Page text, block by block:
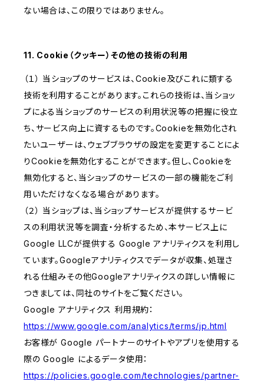
ない場合は、この限りではありません。
11. Cookie（クッキー）その他の技術の利用
（１） 当ショップのサービスは、Cookie及びこれに類する
技術を利用することがあります。これらの技術は、当ショッ
プによる当ショップのサービスの利用状況等の把握に役立
ち、サービス向上に資するものです。Cookieを無効化され
たいユーザーは、ウェブブラウザの設定を変更することによ
りCookieを無効化することができます。但し、Cookieを
無効化すると、当ショップのサービスの一部の機能をご利
用いただけなくなる場合があります。
（２） 当ショップは、当ショップサービスが提供するサービ
スの利用状況等を調査・分析するため、本サービス上に
Google LLCが提供する Google アナリティクスを利用し
ています。Googleアナリティクスでデータが収集、処理さ
れる仕組みその他Googleアナリティクスの詳しい情報に
つきましては、同社のサイトをご覧ください。
Google アナリティクス 利用規約：
https://www.google.com/analytics/terms/jp.html
お客様が Google パートナーのサイトやアプリを使用する
際の Google によるデータ使用：
https://policies.google.com/technologies/partner-